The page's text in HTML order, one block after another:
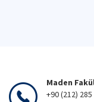
Maden
+90 (212)